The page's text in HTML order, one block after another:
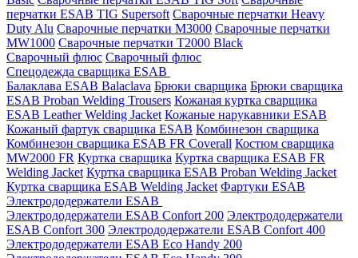
перчатки ESAB TIG Supersoft Сварочные перчатки Heavy
Duty Alu Сварочные перчатки M3000 Сварочные перчатки
MW1000 Сварочные перчатки T2000 Black
Сварочный флюс Сварочный флюс
Спецодежда сварщика ESAB
Балаклава ESAB Balaclava Брюки сварщика Брюки сварщика
ESAB Proban Welding Trousers Кожаная куртка сварщика
ESAB Leather Welding Jacket Кожаные нарукавники ESAB
Кожаный фартук сварщика ESAB Комбинезон сварщика
Комбинезон сварщика ESAB FR Coverall Костюм сварщика
MW2000 FR Куртка сварщика Куртка сварщика ESAB FR
Welding Jacket Куртка сварщика ESAB Proban Welding Jacket
Куртка сварщика ESAB Welding Jacket Фартуки ESAB
Электрододержатели ESAB
Электрододержатели ESAB Confort 200 Электрододержатели
ESAB Confort 300 Электрододержатели ESAB Confort 400
Электрододержатели ESAB Eco Handy 200